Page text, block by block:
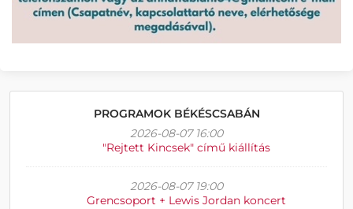
PROGRAMOK BÉKÉSCSABÁN
2026-08-07 16:00
"Rejtett Kincsek" című kiállítás
2026-08-07 19:00
Grencsoport + Lewis Jordan koncert